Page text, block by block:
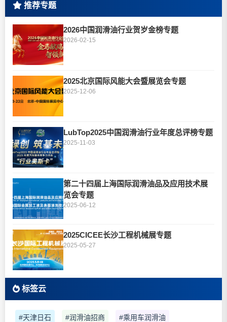
推荐专题
2026中国润滑油行业贺岁金榜专题
2026-02-15
2025北京国际风能大会暨展览会专题
2025-12-06
LubTop2025中国润滑油行业年度总评榜专题
2025-11-03
第二十四届上海国际润滑油品及应用技术展
览会专题
2025-06-12
2025CICEE长沙工程机械展专题
2025-05-27
标签云
#天津日石 #润滑油招商 #乘用车润滑油